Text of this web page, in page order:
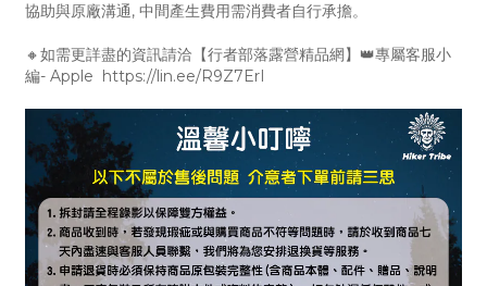
協助與原廠溝通, 中間產生費用需消費者自行承擔。
🔸如需更詳盡的資訊請洽【行者部落露營精品網】👑專屬客服小
編- Apple https://lin.ee/R9Z7ErI